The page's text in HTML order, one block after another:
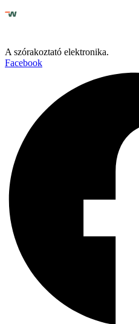
A szórakoztató elektronika.
Facebook